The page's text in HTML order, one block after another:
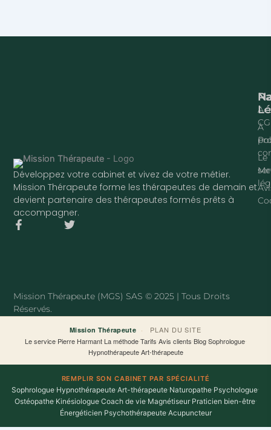
Développez votre cabinet et vivez de votre métier.
Mission Thérapeute forme les thérapeutes de demain et
devient partenaire des thérapeutes formés prêts à
accompagner.
F
k
-
T
À
Le
Mission Thérapeute (MGS) SAS © 2025 | Tous Droits
Réservés.
Mission Thérapeute ·
PLAN DU SITE
Le service·Pierre Harmant·La méthode·Tarifs·Avis clients·Blog·Sophrologue·
Hypnothérapeute·Art-thérapeute
REMPLIR SON CABINET PAR SPÉCIALITÉ
Sophrologue·Hypnothérapeute·Art-thérapeute·Naturopathe·Psychologue·
Ostéopathe·Kinésiologue·Coach de vie·Magnétiseur·Praticien bien-être·
Énergéticien·Psychothérapeute·Acupuncteur